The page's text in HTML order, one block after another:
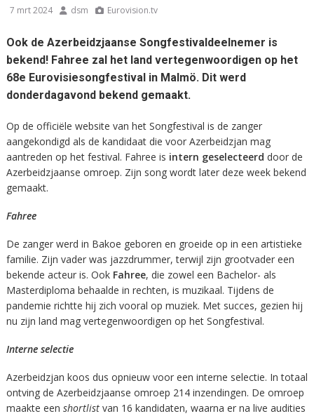
7 mrt 2024 dsm Eurovision.tv
Ook de Azerbeidzjaanse Songfestivaldeelnemer is
bekend! Fahree zal het land vertegenwoordigen op het
68e Eurovisiesongfestival in Malmö. Dit werd
donderdagavond bekend gemaakt.
Op de officiële website van het Songfestival is de zanger
aangekondigd als de kandidaat die voor Azerbeidzjan mag
aantreden op het festival. Fahree is intern geselecteerd door de
Azerbeidzjaanse omroep. Zijn song wordt later deze week bekend
gemaakt.
Fahree
De zanger werd in Bakoe geboren en groeide op in een artistieke
familie. Zijn vader was jazzdrummer, terwijl zijn grootvader een
bekende acteur is. Ook Fahree, die zowel een Bachelor- als
Masterdiploma behaalde in rechten, is muzikaal. Tijdens de
pandemie richtte hij zich vooral op muziek. Met succes, gezien hij
nu zijn land mag vertegenwoordigen op het Songfestival.
Interne selectie
Azerbeidzjan koos dus opnieuw voor een interne selectie. In totaal
ontving de Azerbeidzjaanse omroep 214 inzendingen. De omroep
maakte een shortlistvan 16 kandidaten, waarna er na live audities